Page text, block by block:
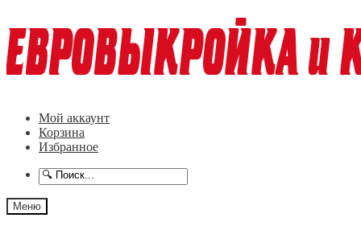
к
навигации
к
содержимому
Мой аккаунт
Корзина
Избранное
Меню